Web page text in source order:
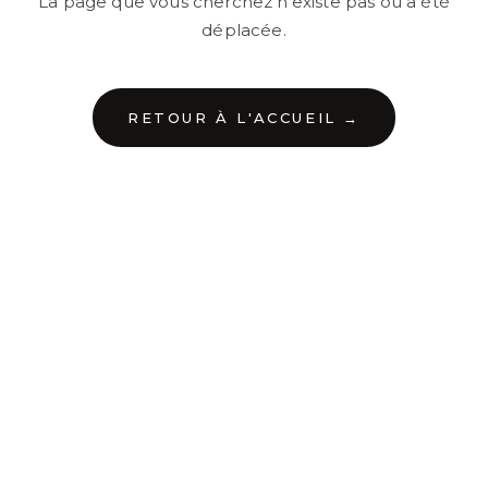
déplacée.
RETOUR À L'ACCUEIL →